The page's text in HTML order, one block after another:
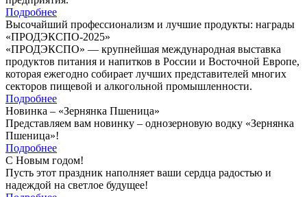
Подробнее
Высочайший профессионализм и лучшие продукты: награды
«ПРОДЭКСПО-2025»
«ПРОДЭКСПО» — крупнейшая международная выставка
продуктов питания и напитков в России и Восточной Европе,
которая ежегодно собирает лучших представителей многих
секторов пищевой и алкогольной промышленности.
Подробнее
Новинка – «Зернянка Пшеница»
Представляем вам новинку – однозерновую водку «Зернянка
Пшеница»!
Подробнее
С Новым годом!
Пусть этот праздник наполняет ваши сердца радостью и
надеждой на светлое будущее!